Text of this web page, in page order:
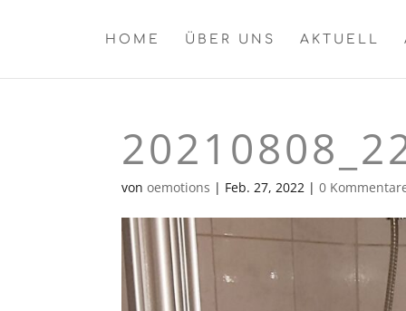
HOME ÜBER UNS AKTUELL
vonoemotions | Feb. 27, 2022 |0